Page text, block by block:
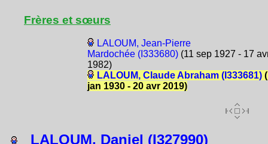
Frères et sœurs
LALOUM, Jean-Pierre
Mardochée (I333680)(11 sep 1927 - 17
1982)
LALOUM, Claude Abraham (I333681)
jan 1930 - 20 avr 2019)
LALOUM, Daniel (I327990)